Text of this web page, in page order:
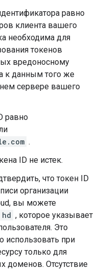
равно
клиента вашего
необходима для
токенов
вредоносному
к данным того же
сервере вашего
равно
.
ID не истек.
что токен ID
организации
вы можете
hd , которое указывает
Это
использовать при
только для
доменов. Отсутствие